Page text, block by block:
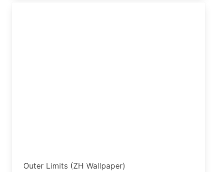
Outer Limits (ZH Wallpaper)